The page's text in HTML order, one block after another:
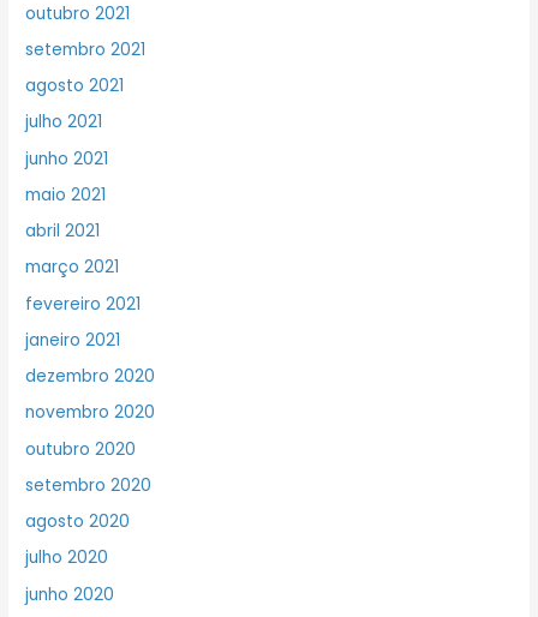
outubro 2021
setembro 2021
agosto 2021
julho 2021
junho 2021
maio 2021
abril 2021
março 2021
fevereiro 2021
janeiro 2021
dezembro 2020
novembro 2020
outubro 2020
setembro 2020
agosto 2020
julho 2020
junho 2020